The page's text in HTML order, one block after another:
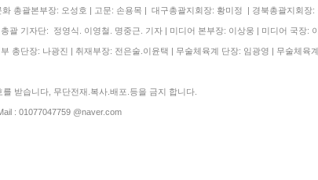
총괄본부장: 오성호 | 고문: 손용목 | 대구총괄지회장: 황미정 | 경북총괄지회장:
괄 기자단: 정영식. 이영철. 명중근. 기자 | 미디어 본부장: 이상웅 | 미디어 국장:
총단장: 나광진 | 취재부장: 전은술.이윤택 | 무술체육계 단장: 임광영 | 무술체육
받습니다, 무단전재.복사.배포.등을 금지 합니다.
: 01077047759 @naver.com